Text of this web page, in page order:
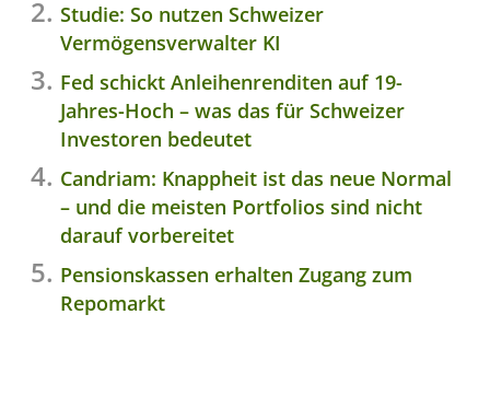
Studie: So nutzen Schweizer
Vermögensverwalter KI
Fed schickt Anleihenrenditen auf 19-
Jahres-Hoch – was das für Schweizer
Investoren bedeutet
Candriam: Knappheit ist das neue Normal
– und die meisten Portfolios sind nicht
darauf vorbereitet
Pensionskassen erhalten Zugang zum
Repomarkt